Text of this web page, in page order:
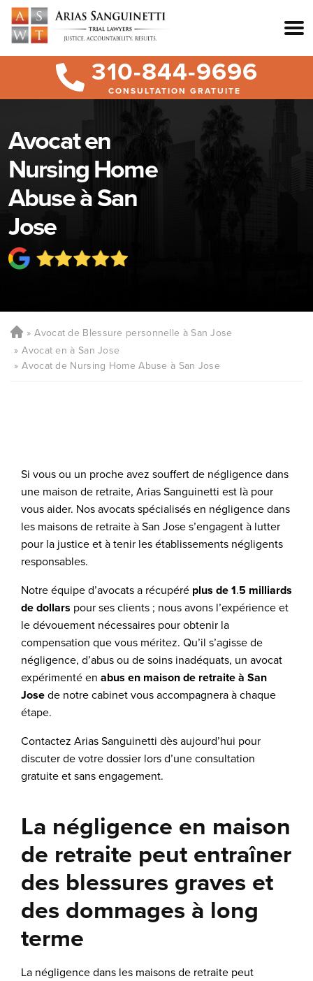
310-844-9696
CONSULTATION GRATUITE
Avocat en
Nursing Home
Abuse à San
Jose
Avocat de Blessure personnelle à San Jose
Avocat en à San Jose
Avocat de Nursing Home Abuse à San Jose
Si vous ou un proche avez souffert de négligence dans
une maison de retraite, Arias Sanguinetti est là pour
vous aider. Nos avocats spécialisés en négligence dans
les maisons de retraite à San Jose s’engagent à lutter
pour la justice et à tenir les établissements négligents
responsables.
Notre équipe d’avocats a récupéré plus de 1.5 milliards
de dollars pour ses clients ; nous avons l’expérience et
le dévouement nécessaires pour obtenir la
compensation que vous méritez. Qu’il s’agisse de
négligence, d’abus ou de soins inadéquats, un avocat
expérimenté en abus en maison de retraite à San
Josede notre cabinet vous accompagnera à chaque
étape.
Contactez Arias Sanguinetti dès aujourd’hui pour
discuter de votre dossier lors d’une consultation
gratuite et sans engagement.
La négligence en maison
de retraite peut entraîner
des blessures graves et
des dommages à long
terme
La négligence dans les maisons de retraite peut